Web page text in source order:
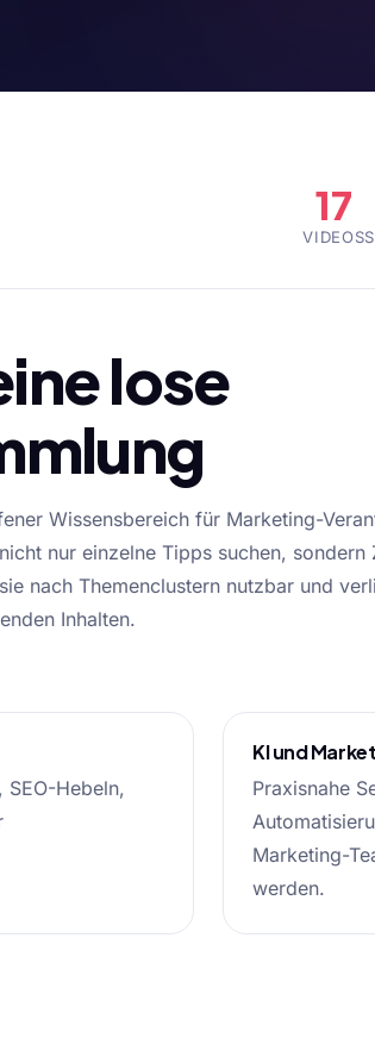
17
VIDEOS
lose
Wissensbereich für Marketing-
nur einzelne Tipps suchen, sondern
nach Themenclustern nutzbar und
Inhalten.
Hebeln,
KI und
Praxisnahe
Marketing-
werden.